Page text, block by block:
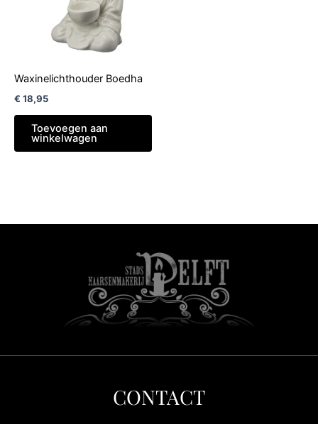
Waxinelichthouder Boedha
€ 18,95
Toevoegen aan
winkelwagen
CONTACT